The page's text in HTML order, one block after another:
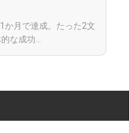
か月で達成。たった2文
な成功...